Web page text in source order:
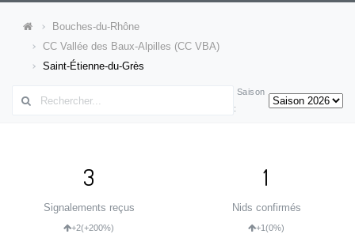
Bouches-du-Rhône
CC Vallée des Baux-Alpilles (CC VBA)
Saint-Étienne-du-Grès
Saison
:
3
Signalements reçus
+2(+200%)
1
Nids confirmés
+1(0%)